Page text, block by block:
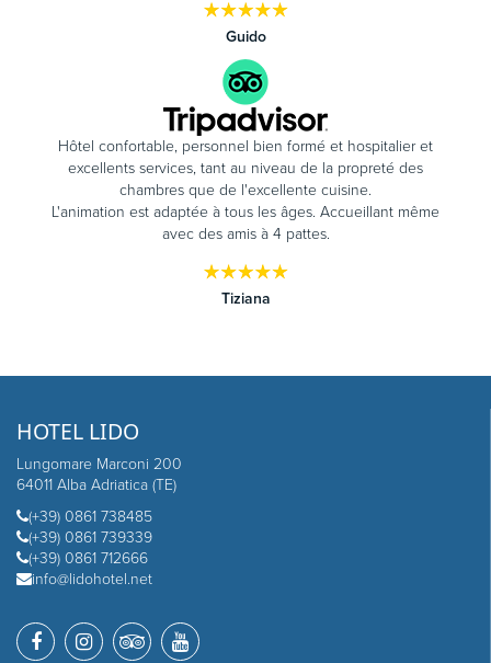
Guido
Hôtel confortable, personnel bien formé et hospitalier et
excellents services, tant au niveau de la propreté des
chambres que de l'excellente cuisine.
L'animation est adaptée à tous les âges. Accueillant même
avec des amis à 4 pattes.
Tiziana
HOTEL LIDO
Lungomare Marconi 200
64011 Alba Adriatica (TE)
(+39) 0861 738485
(+39) 0861 739339
(+39) 0861 712666
info@lidohotel.net